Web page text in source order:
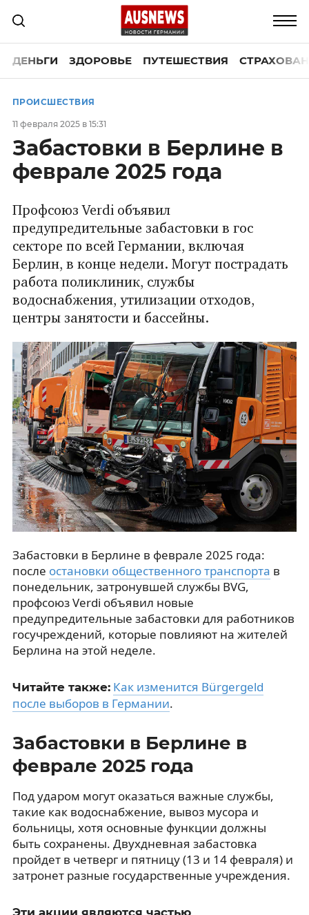
ДЕНЬГИ ЗДОРОВЬЕ ПУТЕШЕСТВИЯ
ПРОИСШЕСТВИЯ
11 февраля 2025 в 15:31
Забастовки в Берлине в
феврале 2025 года
Профсоюз Verdi объявил
предупредительные забастовки в гос
секторе по всей Германии, включая
Берлин, в конце недели. Могут пострадать
работа поликлиник, службы
водоснабжения, утилизации отходов,
центры занятости и бассейны.
Забастовки в Берлине в феврале 2025 года:
после остановки общественного транспорта в
понедельник, затронувшей службы BVG,
профсоюз Verdi объявил новые
предупредительные забастовки для работников
госучреждений, которые повлияют на жителей
Берлина на этой неделе.
Читайте также: Как изменится Bürgergeld
после выборов в Германии.
Забастовки в Берлине в
феврале 2025 года
Под ударом могут оказаться важные службы,
такие как водоснабжение, вывоз мусора и
больницы, хотя основные функции должны
быть сохранены. Двухдневная забастовка
пройдет в четверг и пятницу (13 и 14 февраля) и
затронет разные государственные учреждения.
Эти акции являются частью